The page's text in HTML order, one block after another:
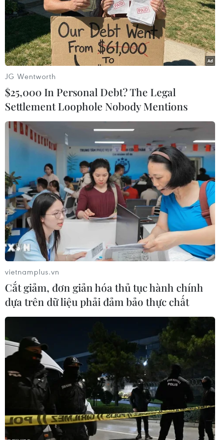
Giá vàng sẽ tiếp tục đi ngang và giảm giá
trong ngắn hạn
12/11/2023 07:59
Nhà phân tích cấp cao Jim Wyckoff cho rằng vàng sẽ
tiếp tục đi ngang và giảm giá trong ngắn hạn trừ khi
chúng ta chứng kiến sự leo thang của các sự kiện địa
chính trị, báo cáo kinh tế yếu kém của Mỹ.
"Ngày Vàng giá shock"- kỳ vọng doanh thu
JG Wentworth
$25,000 In Personal Debt? The Legal
Settlement Loophole Nobody Mentions
vietnamplus.vn
Cắt giảm, đơn giản hóa thủ tục hành chính
dựa trên dữ liệu phải đảm bảo thực chất